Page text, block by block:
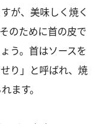
が、美味しく焼く
のために首の皮で
う。首はソースを
り」と呼ばれ、焼
ます。